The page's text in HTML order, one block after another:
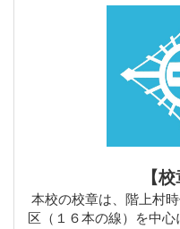
【
本校の校章は、階上村
区（１６本の線）を中心